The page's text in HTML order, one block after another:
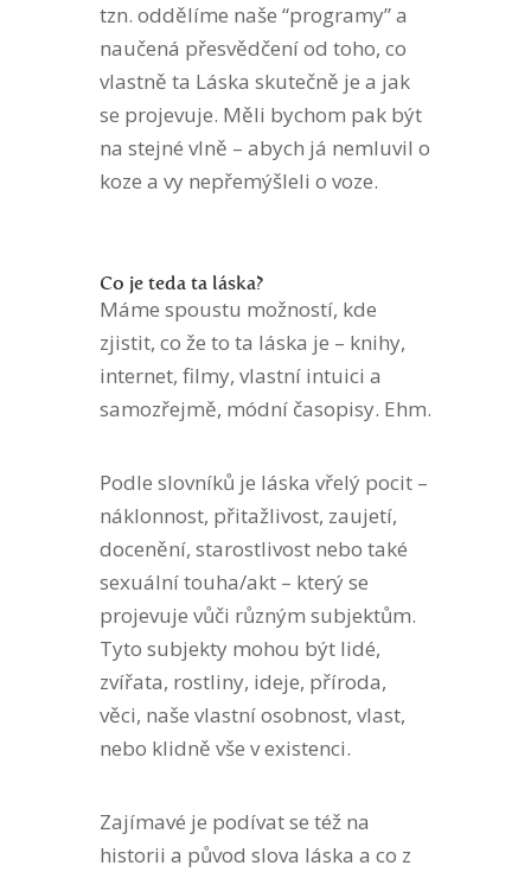
tzn. oddělíme naše “programy” a
naučená přesvědčení od toho, co
vlastně ta Láska skutečně je a jak
se projevuje. Měli bychom pak být
na stejné vlně – abych já nemluvil o
koze a vy nepřemýšleli o voze.
Co je teda ta láska?
Máme spoustu možností, kde
zjistit, co že to ta láska je – knihy,
internet, filmy, vlastní intuici a
samozřejmě, módní časopisy. Ehm.
Podle slovníků je láska vřelý pocit –
náklonnost, přitažlivost, zaujetí,
docenění, starostlivost nebo také
sexuální touha/akt – který se
projevuje vůči různým subjektům.
Tyto subjekty mohou být lidé,
zvířata, rostliny, ideje, příroda,
věci, naše vlastní osobnost, vlast,
nebo klidně vše v existenci.
Zajímavé je podívat se též na
historii a původ slova láska a co z